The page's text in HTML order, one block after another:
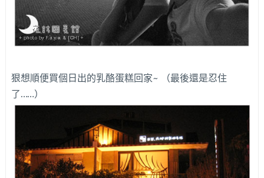
狠想順便買個日出的乳酪蛋糕回家~ （最後還是忍住
了……）